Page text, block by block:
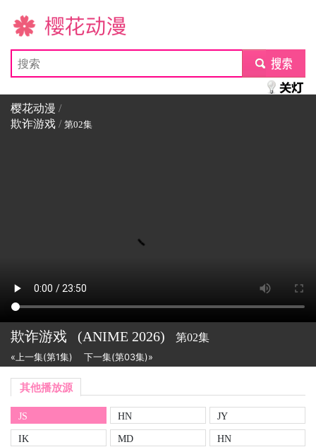
樱花动漫
submit
樱花动漫 /
欺诈游戏 / 第02集
欺诈游戏 (ANIME 2026) 第02集
«上一集(第1集) 下一集(第03集)»
其他播放源
JS HN
JY
IK
MD
HN